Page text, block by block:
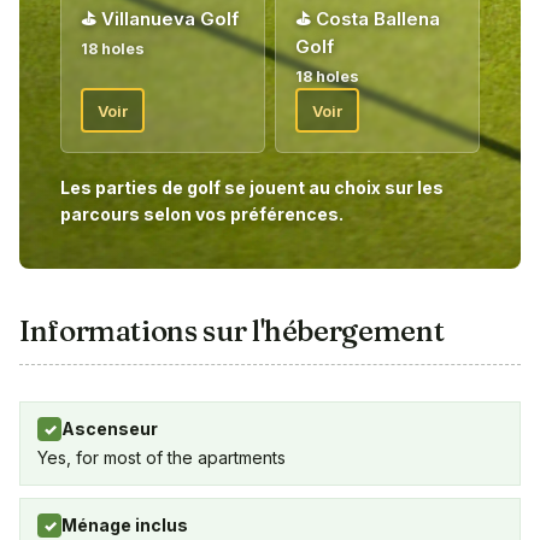
À votre arrivée, vous serez accueilli par notre hôte golfeur qui
vous remettra vos bons pour votre forfait de golf. Bienvenue !
⛳ Villanueva Golf
18 holes
Voir
⛳ Costa Ballena
Golf
18 holes
Voir
Les parties de golf se jouent au choix sur les
parcours selon vos préférences.
Informations sur l'hébergement
✓ Ascenseur
Yes, for most of the apartments
✓ Ménage inclus